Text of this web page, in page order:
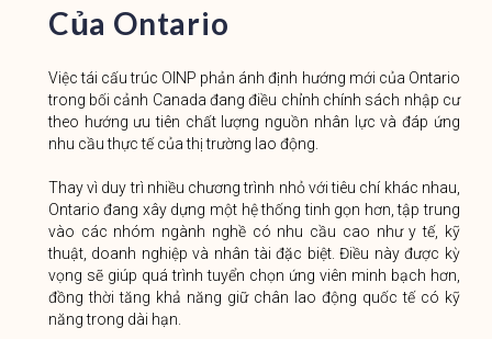
Của Ontario
Việc tái cấu trúc OINP phản ánh định hướng mới của Ontario
trong bối cảnh Canada đang điều chỉnh chính sách nhập cư
theo hướng ưu tiên chất lượng nguồn nhân lực và đáp ứng
nhu cầu thực tế của thị trường lao động.
Thay vì duy trì nhiều chương trình nhỏ với tiêu chí khác nhau,
Ontario đang xây dựng một hệ thống tinh gọn hơn, tập trung
vào các nhóm ngành nghề có nhu cầu cao như y tế, kỹ
thuật, doanh nghiệp và nhân tài đặc biệt. Điều này được kỳ
vọng sẽ giúp quá trình tuyển chọn ứng viên minh bạch hơn,
đồng thời tăng khả năng giữ chân lao động quốc tế có kỹ
năng trong dài hạn.